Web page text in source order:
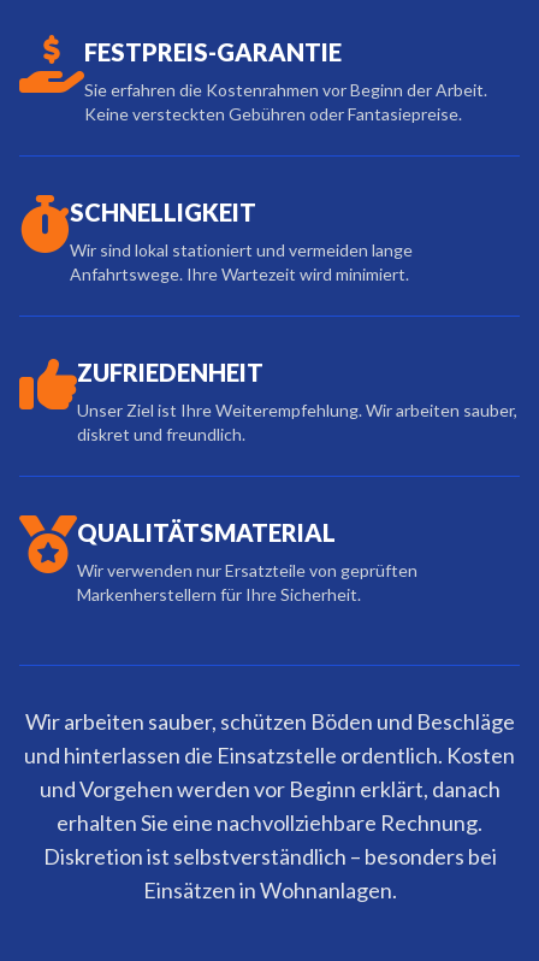
FESTPREIS-GARANTIE
Sie erfahren die Kostenrahmen vor Beginn der Arbeit.
Keine versteckten Gebühren oder Fantasiepreise.
SCHNELLIGKEIT
Wir sind lokal stationiert und vermeiden lange
Anfahrtswege. Ihre Wartezeit wird minimiert.
ZUFRIEDENHEIT
Unser Ziel ist Ihre Weiterempfehlung. Wir arbeiten sauber,
diskret und freundlich.
QUALITÄTSMATERIAL
Wir verwenden nur Ersatzteile von geprüften
Markenherstellern für Ihre Sicherheit.
Wir arbeiten sauber, schützen Böden und Beschläge
und hinterlassen die Einsatzstelle ordentlich. Kosten
und Vorgehen werden vor Beginn erklärt, danach
erhalten Sie eine nachvollziehbare Rechnung.
Diskretion ist selbstverständlich – besonders bei
Einsätzen in Wohnanlagen.